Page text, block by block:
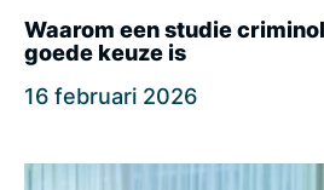
Waarom een studie
goede keuze is
16 februari 2026